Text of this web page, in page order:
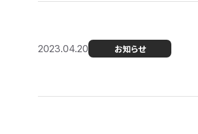
2023.04.20 お知らせ